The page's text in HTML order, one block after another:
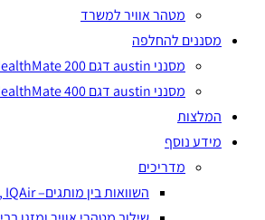
מטהר אוויר למשרד
מסננים להחלפה
מסנני austin דגם HealthMate 200
מסנני austin דגם HealthMate 400
המלצות
מידע נוסף
מדריכים
השוואות בין מותגים– Austin, IQAir המדריך המלא